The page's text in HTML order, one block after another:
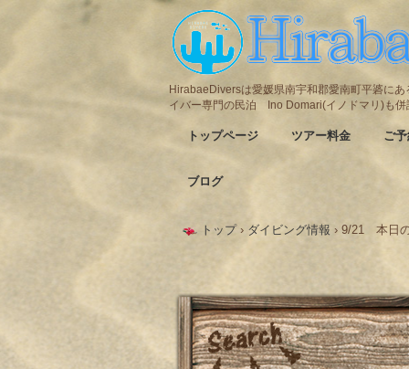
HirabaeDiversは愛媛県南宇和郡愛南町平碆に
イバー専門の民泊 Ino Domari(イノドマリ)も併
トップページ ツアー料金 ご
ブログ
トップ › ダイビング情報 › 9/21 本日